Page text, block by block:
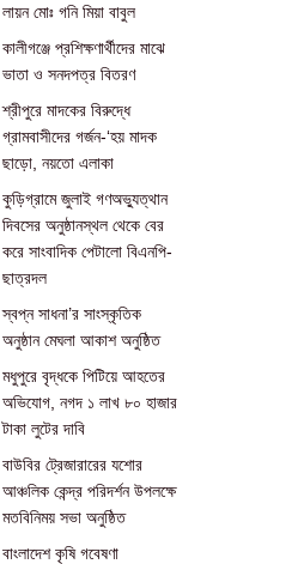
লায়ন মোঃ গনি মিয়া বাবুল
কালীগঞ্জে প্রশিক্ষণার্থীদের মাঝে
ভাতা ও সনদপত্র বিতরণ
শ্রীপুরে মাদকের বিরুদ্ধে
গ্রামবাসীদের গর্জন-‘হয় মাদক
ছাড়ো, নয়তো এলাকা
কুড়িগ্রামে জুলাই গণঅভ্যুত্থান
দিবসের অনুষ্ঠানস্থল থেকে বের
করে সাংবাদিক পেটালো বিএনপি-
ছাত্রদল
স্বপ্ন সাধনা’র সাংস্কৃতিক
অনুষ্ঠান মেঘলা আকাশ অনুষ্ঠিত
মধুপুরে বৃদ্ধকে পিটিয়ে আহতের
অভিযোগ, নগদ ১ লাখ ৮০ হাজার
টাকা লুটের দাবি
বাউবির ট্রেজারারের যশোর
আঞ্চলিক কেন্দ্র পরিদর্শন উপলক্ষে
মতবিনিময় সভা অনুষ্ঠিত
বাংলাদেশ কৃষি গবেষণা